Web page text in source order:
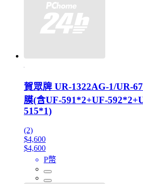
賀眾牌 UR-1322AG-1/UR-
膜(含UF-591*2+UF-
515*1)
(2)
$4,600
$4,600
P幣